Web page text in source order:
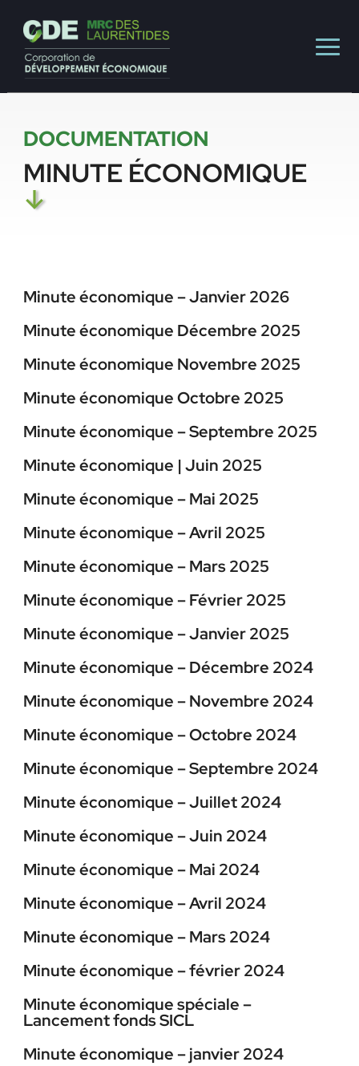
DOCUMENTATION
MINUTE ÉCONOMIQUE
↓
Minute économique – Janvier 2026
Minute économique Décembre 2025
Minute économique Novembre 2025
Minute économique Octobre 2025
Minute économique – Septembre 2025
Minute économique | Juin 2025
Minute économique – Mai 2025
Minute économique – Avril 2025
Minute économique – Mars 2025
Minute économique – Février 2025
Minute économique – Janvier 2025
Minute économique – Décembre 2024
Minute économique – Novembre 2024
Minute économique – Octobre 2024
Minute économique – Septembre 2024
Minute économique – Juillet 2024
Minute économique – Juin 2024
Minute économique – Mai 2024
Minute économique – Avril 2024
Minute économique – Mars 2024
Minute économique – février 2024
Minute économique spéciale –
Lancement fonds SICL
Minute économique – janvier 2024